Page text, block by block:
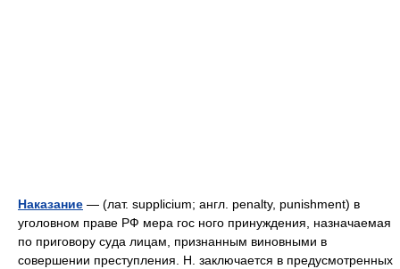
Наказание — (лат. supplicium; англ. penalty, punishment) в
уголовном праве РФ мера гос ного принуждения, назначаемая
по приговору суда лицам, признанным виновными в
совершении преступления. Н. заключается в предусмотренных